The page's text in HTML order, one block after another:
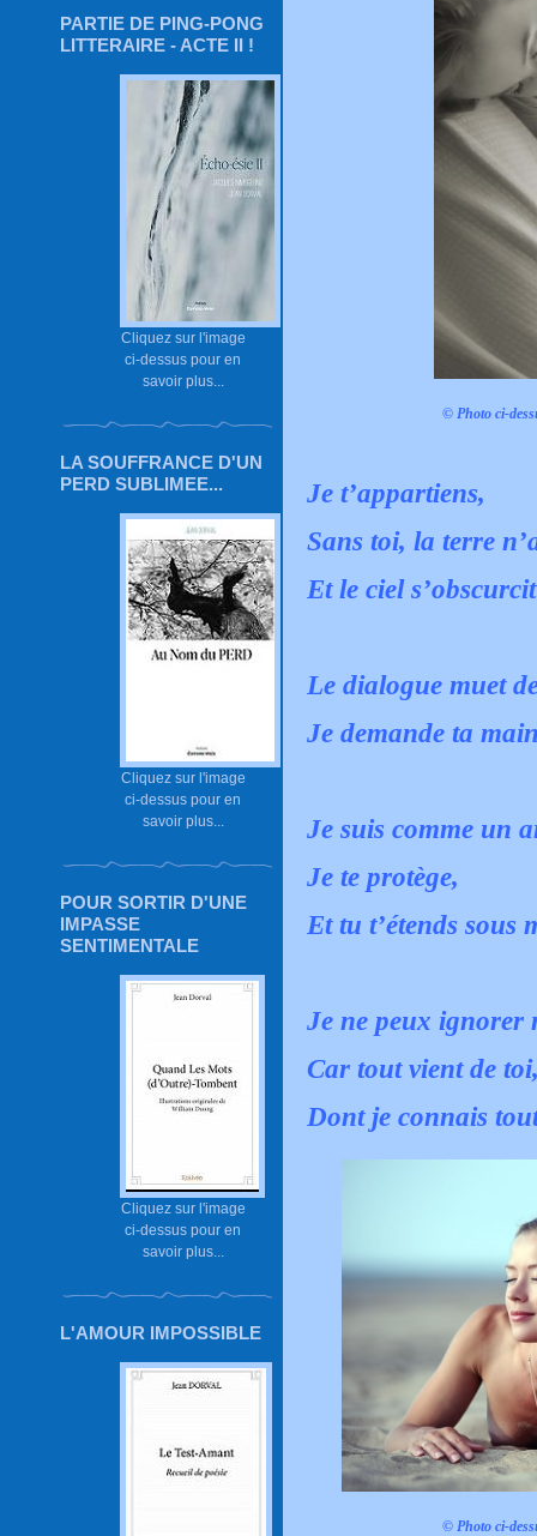
PARTIE DE PING-PONG
LITTERAIRE - ACTE II !
Cliquez sur l'image
ci-dessus pour en
savoir plus...
LA SOUFFRANCE D'UN
PERD SUBLIMEE...
Cliquez sur l'image
ci-dessus pour en
savoir plus...
POUR SORTIR D'UNE
IMPASSE
SENTIMENTALE
Cliquez sur l'image
ci-dessus pour en
savoir plus...
L'AMOUR IMPOSSIBLE
© Photo ci-
Je t’appartiens,
Sans toi, la terre
Et le ciel s’obscurcit
Le dialogue muet
Je demande ta
Je suis comme un
Je te protège,
Et tu t’étends sous
Je ne peux ignorer
Car tout vient de
Dont je connais
© Photo ci-